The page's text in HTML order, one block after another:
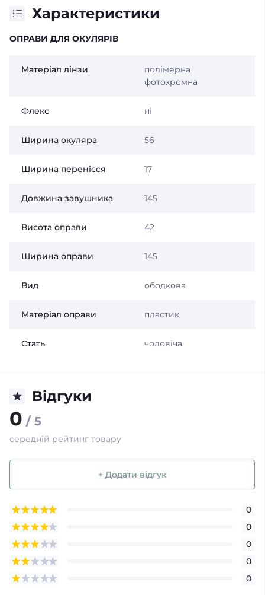
Характеристики
ОПРАВИ ДЛЯ ОКУЛЯРІВ
Матеріал лінзи
полімерна
фотохромна
Флекс ні
Ширина окуляра 56
Ширина перенісся 17
Довжина завушника 145
Висота оправи 42
Ширина оправи 145
Вид ободкова
Матеріал оправи пластик
Стать чоловіча
Відгуки
0 / 5
середній рейтинг товару
+ Додати відгук
0
0
0
0
0